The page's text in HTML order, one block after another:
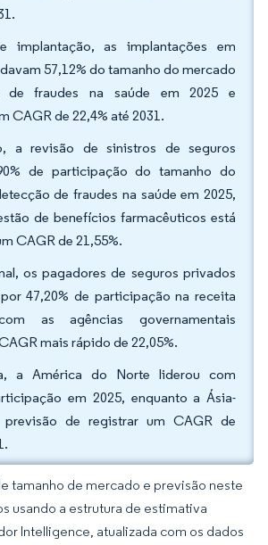
implantação, as implantações em
57,12% do tamanho do mercado
de fraudes na saúde em 2025 e
CAGR de 22,4% até 2031.
a revisão de sinistros de seguros
de participação do tamanho do
de fraudes na saúde em 2025,
de benefícios farmacêuticos está
CAGR de 21,55%.
os pagadores de seguros privados
47,20% de participação na receita
as agências governamentais
mais rápido de 22,05%.
a América do Norte liderou com
em 2025, enquanto a Ásia-
de registrar um CAGR de
tamanho de mercado e previsão neste
usando a estrutura de estimativa
Intelligence, atualizada com os dados